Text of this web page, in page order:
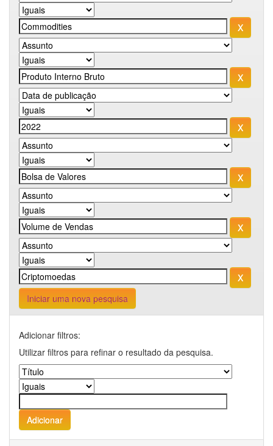
Iniciar uma nova pesquisa
Adicionar filtros:
Utilizar filtros para refinar o resultado da pesquisa.